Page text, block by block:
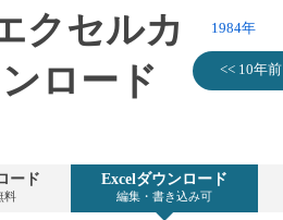
クセルカ
ロード
1984年
<< 10年前
ード
料
Excelダウンロード
編集・書き込み可